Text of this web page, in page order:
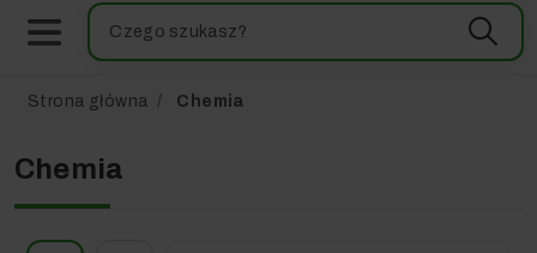
Strona główna Chemia
Chemia